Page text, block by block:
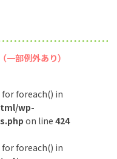
部例外あり）
foreach() in
wp-
on line 424
foreach() in